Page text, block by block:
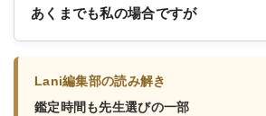
あくまでも私の場合ですが
Lani編集部の読み解き
鑑定時間も先生選びの一部